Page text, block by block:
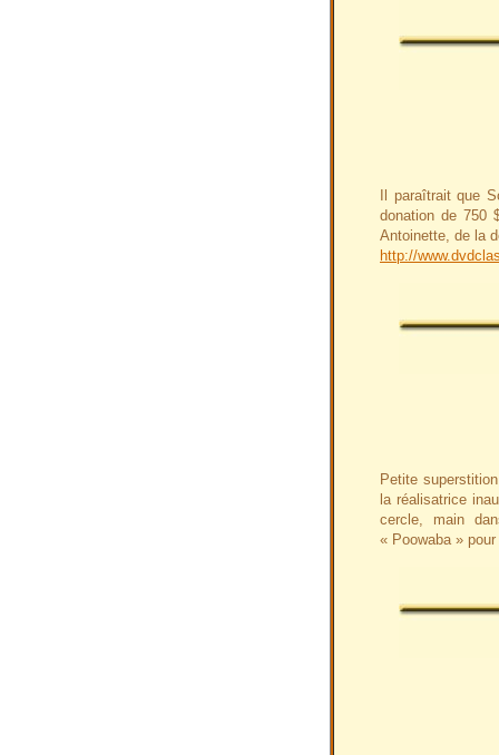
Il paraîtrait que
donation de 750
Antoinette, de la
http://
Petite
la réalisatrice
cercle, main
« Poowaba »